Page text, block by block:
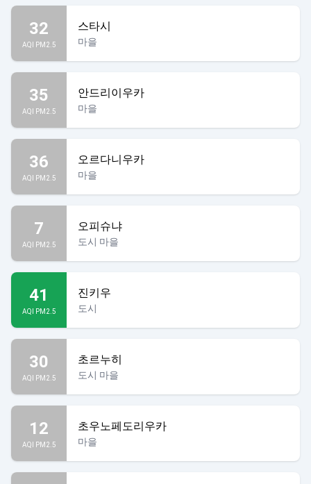
32
AQI PM2.5
스타시
마을
35
AQI PM2.5
안드리이우카
마을
36
AQI PM2.5
오르다니우카
마을
7
AQI PM2.5
오피슈냐
도시 마을
41
AQI PM2.5
진키우
도시
30
AQI PM2.5
초르누히
도시 마을
12
AQI PM2.5
초우노페도리우카
마을